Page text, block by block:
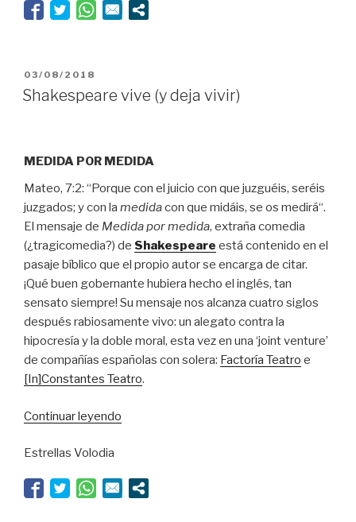
PUBLICADO
EL
03/08/2018
Shakespeare vive (y deja vivir)
MEDIDA POR MEDIDA
Mateo, 7:2: “Porque con el juicio con que juzguéis, seréis
juzgados; y con la medidacon que midáis, se os medirá“.
El mensaje de Medida por medida, extraña comedia
(¿tragicomedia?) de Shakespeare está contenido en el
pasaje bíblico que el propio autor se encarga de citar.
¡Qué buen gobernante hubiera hecho el inglés, tan
sensato siempre! Su mensaje nos alcanza cuatro siglos
después rabiosamente vivo: un alegato contra la
hipocresía y la doble moral, esta vez en una ‘joint venture’
de compañías españolas con solera: Factoría Teatro e
[In]Constantes Teatro.
Continuar leyendo
vivir)”
Estrellas Volodia